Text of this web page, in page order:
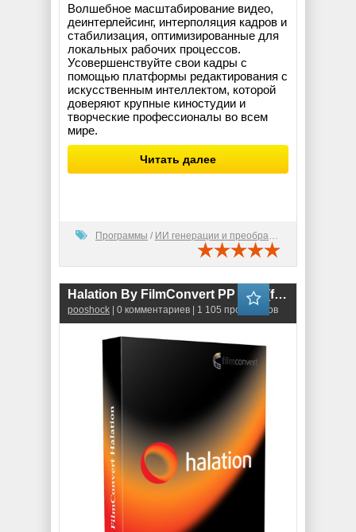
Волшебное масштабирование видео,
деинтерлейсинг, интерполяция кадров и
стабилизация, оптимизированные для
локальных рабочих процессов.
Усовершенствуйте свои кадры с
помощью платформы редактирования с
искусственным интеллектом, которой
доверяют крупные киностудии и
творческие профессионалы во всем
мире.
Читать далее
Программы / ИИ генерации и преобразования
Halation By FilmConvert PP 1.03 (for After Effets & Premiere Pro)
pooshock | 0 комментариев | 1 105 просмотров